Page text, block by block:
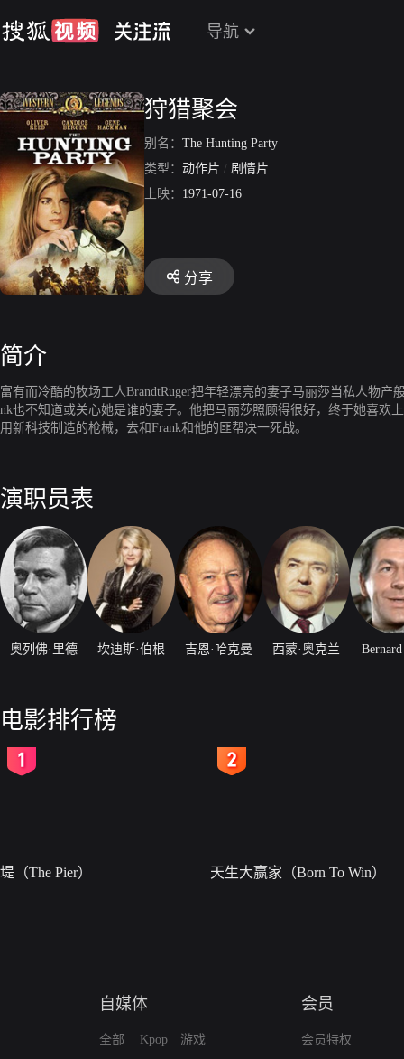
导航
狩猎聚会
别名： The Hunting Party
类型： 动作片 / 剧情片
上映： 1971-07-16
分享
简介
富有而冷酷的牧场工人BrandtRuger把年轻漂亮的妻子马丽莎当私人物
nk也不知道或关心她是谁的妻子。他把马丽莎照顾得很好，终于她喜欢
用新科技制造的枪械，去和Frank和他的匪帮决一死战。
演职员表
奥列佛·里德 坎迪斯·伯根 吉恩·哈克曼 西蒙·奥克兰
电影排行榜
堤（The Pier） 天生大赢家（Born To Win）
自媒体
全部
Kpop
游戏
会员
会员特权